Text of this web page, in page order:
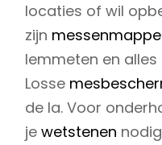
locaties of wil
zijn
lemmeten en
Losse
de la. Voor
jewetstenen